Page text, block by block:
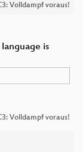
Volldampf voraus!
is
Volldampf voraus!